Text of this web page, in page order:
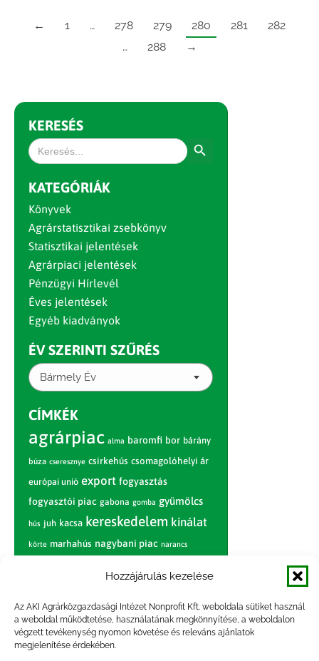
Hozzájárulás kezelése
Az AKI Agrárközgazdasági Intézet Nonprofit Kft. weboldala sütiket használ
a weboldal működtetése, használatának megkönnyítése, a weboldalon
végzett tevékenység nyomon követése és releváns ajánlatok
megjelenítése érdekében.
← 1 … 278 279 280 281
282
…
288 →
KERESÉS
Search
for:
KATEGÓRIÁK
Könyvek
Agrárstatisztikai zsebkönyv
Statisztikai jelentések
Agrárpiaci jelentések
Pénzügyi Hírlevél
Éves jelentések
Egyéb kiadványok
ÉV SZERINTI SZŰRÉS
Bármely Év
CÍMKÉK
agrárpiac alma baromfi bor bárány
búza cseresznye csirkehús csomagolóhelyi ár
európai unió export fogyasztás
fogyasztói piac gabona gomba gyümölcs
hús juh kacsa kereskedelem kínálat
körte marhahús nagybani piac narancs
piaci jelentés
pulyka pulykahús sertés sertéshús
szarvasmarha termelés termelői
ár
világpiac